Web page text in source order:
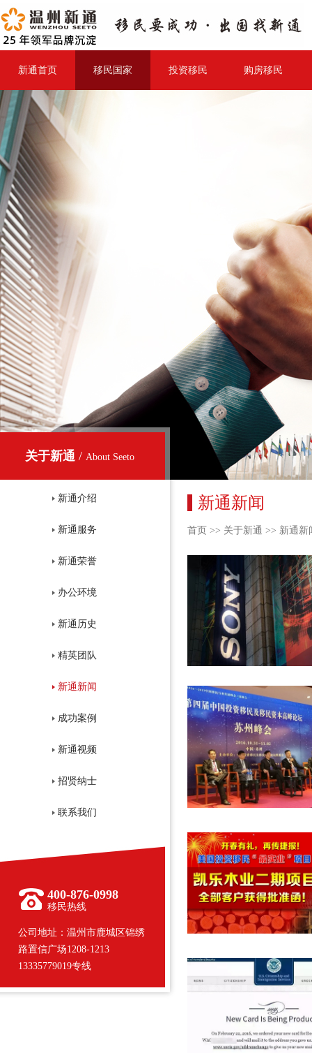
新通首页 移民国家 投资移民 购房移民
关于新通/ About Seeto
新通介绍
新通服务
新通荣誉
办公环境
新通历史
精英团队
新通新闻
成功案例
新通视频
招贤纳士
联系我们
400-876-0998
移民热线
公司地址：温州市鹿城区锦绣
路置信广场1208-1213
13335779019专线
新通新闻
首页 >> 关于新通 >> 新通新